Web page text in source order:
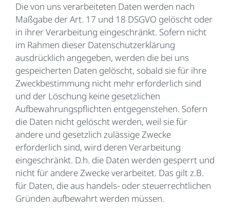
Die von uns verarbeiteten Daten werden nach
Maßgabe der Art. 17 und 18 DSGVO gelöscht oder
in ihrer Verarbeitung eingeschränkt. Sofern nicht
im Rahmen dieser Datenschutzerklärung
ausdrücklich angegeben, werden die bei uns
gespeicherten Daten gelöscht, sobald sie für ihre
Zweckbestimmung nicht mehr erforderlich sind
und der Löschung keine gesetzlichen
Aufbewahrungspflichten entgegenstehen. Sofern
die Daten nicht gelöscht werden, weil sie für
andere und gesetzlich zulässige Zwecke
erforderlich sind, wird deren Verarbeitung
eingeschränkt. D.h. die Daten werden gesperrt und
nicht für andere Zwecke verarbeitet. Das gilt z.B.
für Daten, die aus handels- oder steuerrechtlichen
Gründen aufbewahrt werden müssen.